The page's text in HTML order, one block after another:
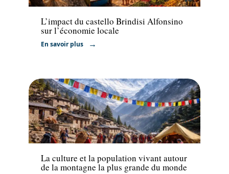
L’impact du castello Brindisi Alfonsino
sur l’économie locale
En savoir plus
Activités
La culture et la population vivant autour
de la montagne la plus grande du monde